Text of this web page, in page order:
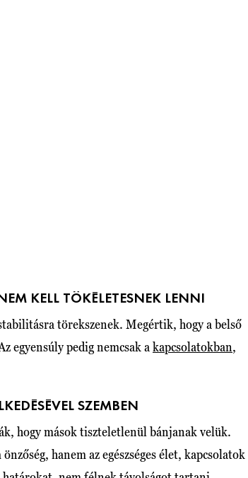
KELL TÖKÉLETESNEK LENNI
törekszenek. Megértik, hogy a belső
egyensúly pedig nemcsak a kapcsolatokban,
SZEMBEN
hogy mások tiszteletlenül bánjanak velük.
hanem az egészséges élet, kapcsolatok